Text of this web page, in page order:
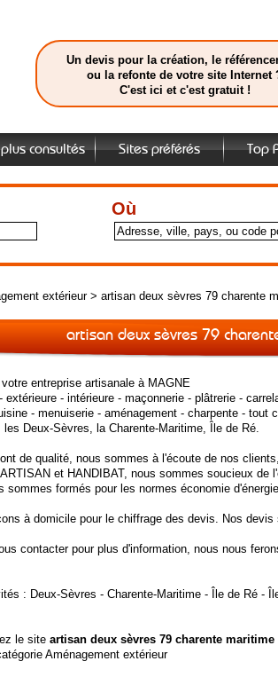
Un devis pour la création, le
ou la refonte de votre site Internet
C'est ici et c'est gratuit !
consultés Sites préférés Top
Où
extérieur> artisan deux sèvres 79 charente
artisan deux sèvres 79
entreprise artisanale à MAGNE
extérieure - intérieure - maçonnerie - plâtrerie -
- menuiserie - aménagement - charpente - tout
Deux-Sèvres, la Charente-Maritime, Île de Ré.
de qualité, nous sommes à l'écoute de nos
et HANDIBAT, nous sommes soucieux de
sommes formés pour les normes économie
à domicile pour le chiffrage des devis. Nos devis
contacter pour plus d'information, nous nous
: Deux-Sèvres - Charente-Maritime - Île de Ré -
le site artisan deux sèvres 79 charente maritime
Aménagement extérieur